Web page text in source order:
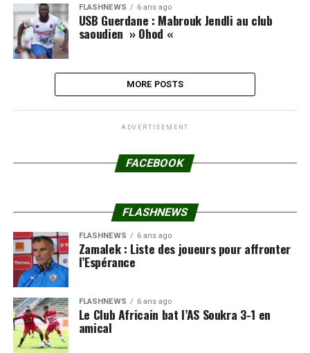
FLASHNEWS 6 ans ago
USB Guerdane : Mabrouk Jendli au club
saoudien » Ohod «
MORE POSTS
ADVERTISEMENT
FACEBOOK
FLASHNEWS
FLASHNEWS 6 ans ago
Zamalek : Liste des joueurs pour affronter
l’Espérance
FLASHNEWS 6 ans ago
Le Club Africain bat l’AS Soukra 3-1 en
amical